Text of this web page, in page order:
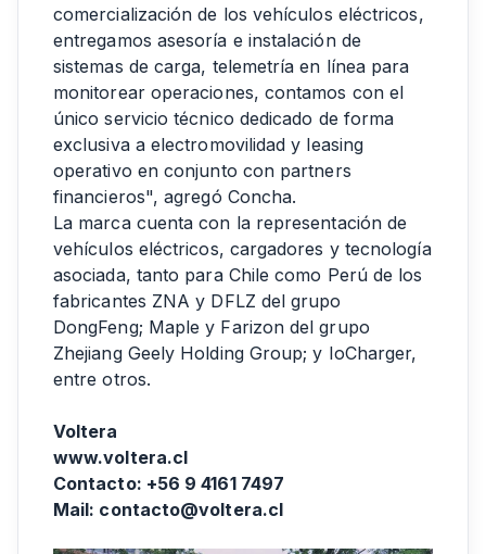
comercialización de los vehículos eléctricos,
entregamos asesoría e instalación de
sistemas de carga, telemetría en línea para
monitorear operaciones, contamos con el
único servicio técnico dedicado de forma
exclusiva a electromovilidad y leasing
operativo en conjunto con partners
financieros", agregó Concha.
La marca cuenta con la representación de
vehículos eléctricos, cargadores y tecnología
asociada, tanto para Chile como Perú de los
fabricantes ZNA y DFLZ del grupo
DongFeng; Maple y Farizon del grupo
Zhejiang Geely Holding Group; y IoCharger,
entre otros.
Voltera
www.voltera.cl
Contacto: +56 9 4161 7497
Mail: contacto@voltera.cl